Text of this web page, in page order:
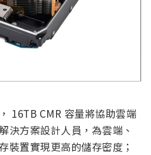
16TB CMR 容量將協助雲端
決方案設計人員，為雲端、
裝置實現更高的儲存密度；